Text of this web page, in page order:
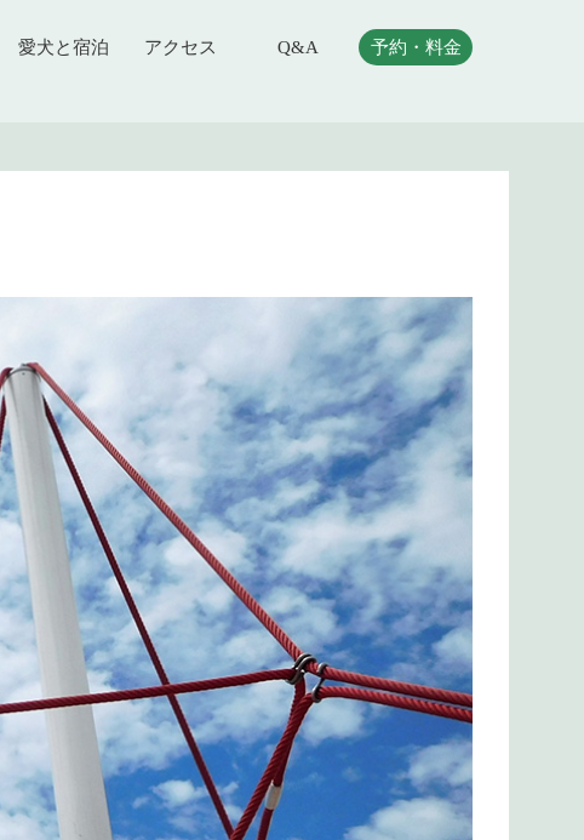
愛犬と宿泊 アクセス Q&A 予約・料金